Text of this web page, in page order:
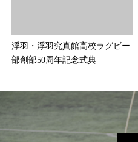
浮羽・浮羽究真館高校ラグビー
部創部50周年記念式典